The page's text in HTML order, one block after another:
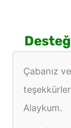
Çabanız
Alaykum.